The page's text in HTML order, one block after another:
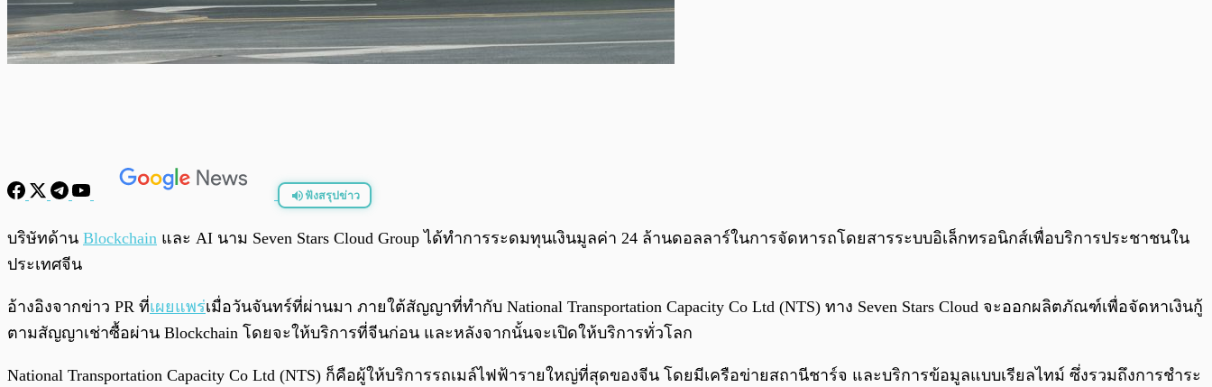
ฟังสรุปข่าว
พร้อมเล่น /
บริษัทด้าน Blockchain และ AI นาม Seven Stars Cloud Group ได้ทำการระดมทุนเงินมูลค่า 24 ล้านดอลลาร์ในการจัดหารถโดยสารระบบอิเล็กทรอนิกส์เพื่อบริการประชาชนใน
ประเทศจีน
อ้างอิงจากข่าว PR ที่เผยแพร่เมื่อวันจันทร์ที่ผ่านมา ภายใต้สัญญาที่ทำกับ National Transportation Capacity Co Ltd (NTS) ทาง Seven Stars Cloud จะออกผลิตภัณฑ์เพื่อจัดหาเงินกู้
ตามสัญญาเช่าซื้อผ่าน Blockchain โดยจะให้บริการที่จีนก่อน และหลังจากนั้นจะเปิดให้บริการทั่วโลก
National Transportation Capacity Co Ltd (NTS) ก็คือผู้ให้บริการรถเมล์ไฟฟ้ารายใหญ่ที่สุดของจีน โดยมีเครือข่ายสถานีชาร์จ และบริการข้อมูลแบบเรียลไทม์ ซึ่งรวมถึงการชำระ